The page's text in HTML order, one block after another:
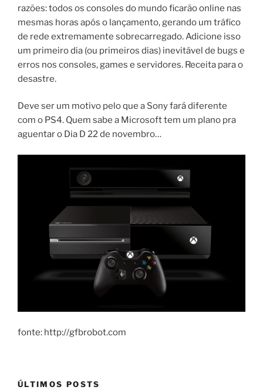
razões: todos os consoles do mundo ficarão online nas
mesmas horas após o lançamento, gerando um tráfico
de rede extremamente sobrecarregado. Adicione isso
um primeiro dia (ou primeiros dias) inevitável de bugs e
erros nos consoles, games e servidores. Receita para o
desastre.
Deve ser um motivo pelo que a Sony fará diferente
com o PS4. Quem sabe a Microsoft tem um plano pra
aguentar o Dia D 22 de novembro…
fonte: http://gfbrobot.com
ÚLTIMOS POSTS